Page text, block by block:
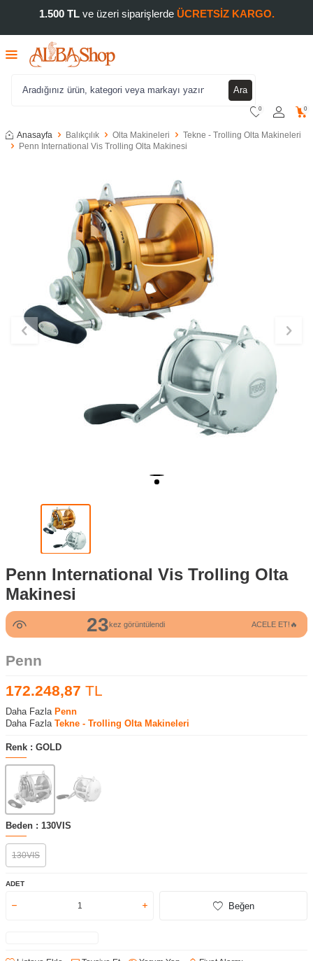
1.500 TLve üzeri siparişlerde ÜCRETSİZ KARGO.
Ara
0 0
Anasayfa Balıkçılık Olta Makineleri
Tekne - Trolling Olta Makineleri
Penn International Vis Trolling Olta Makinesi
Penn International Vis Trolling Olta
Makinesi
23kez görüntülendi ACELE ET!🔥
Penn
172.248,87 TL
Daha Fazla Penn
Daha Fazla Tekne - Trolling Olta Makineleri
Renk : GOLD
Beden : 130VIS
130VIS
ADET
Beğen